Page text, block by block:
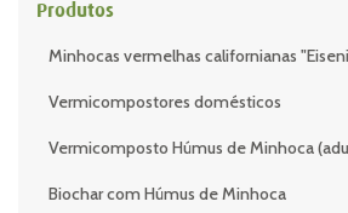
Produtos
Minhocas vermelhas californianas
Vermicompostores domésticos
Vermicomposto Húmus de Minhoca
Biochar com Húmus de Minhoca